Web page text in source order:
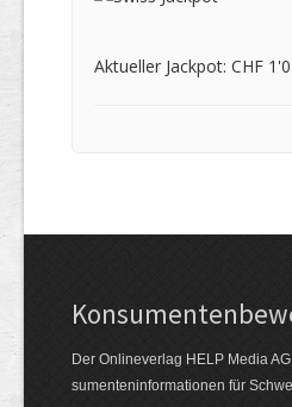
Aktueller Jackpot: CHF
Der Online­verlag HELP Media
su­menten­infor­mationen für